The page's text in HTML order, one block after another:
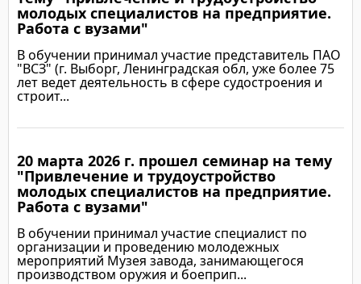
молодых специалистов на предприятие.
Работа с вузами"
В обучении принимал участие представитель ПАО
"ВСЗ" (г. Выборг, Ленинградская обл, уже более 75
лет ведет деятельность в сфере судостроения и
строит...
Подробнее
20 марта 2026 г. прошел семинар на тему
"Привлечение и трудоустройство
молодых специалистов на предприятие.
Работа с вузами"
В обучении принимал участие специалист по
организации и проведению молодежных
мероприятий Музея завода, занимающегося
производством оружия и боеприп...